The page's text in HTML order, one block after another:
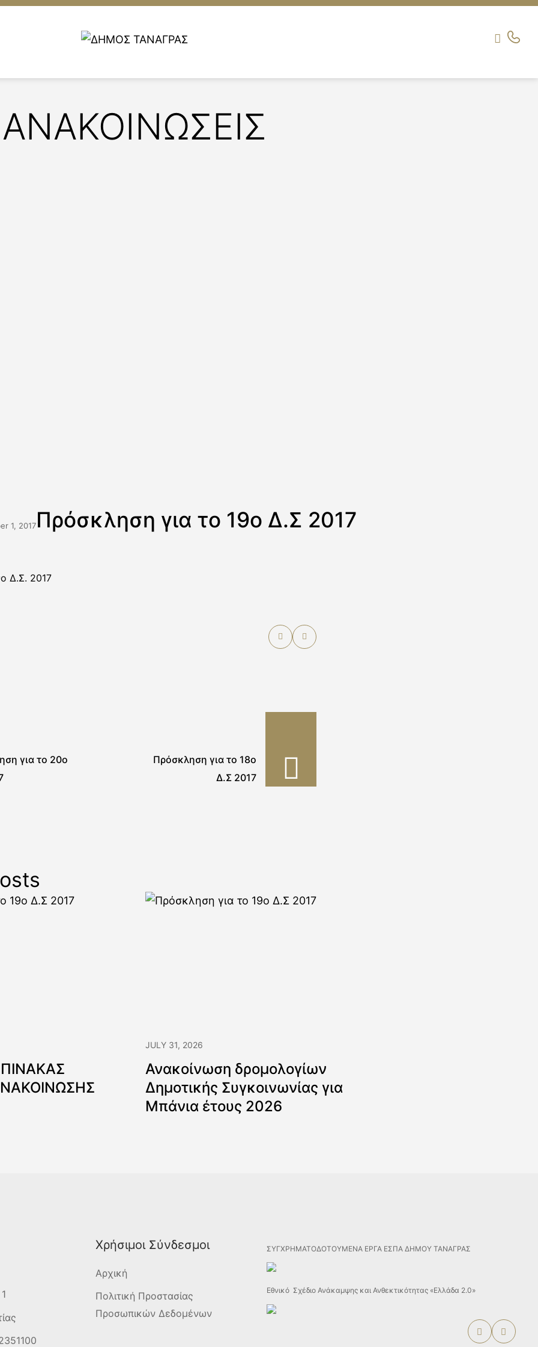
ΑΝΑΚΟΙΝΩΣΕΙΣ
1, 2017Πρόσκληση για το 19ο Δ.Σ 2017
Δ.Σ. 2017
για το 20ο
Πρόσκληση για το 18ο
Δ.Σ 2017
JULY 31, 2026
Ανακοίνωση δρομολογίων
Δημοτικής Συγκοινωνίας για
Μπάνια έτους 2026
Χρήσιμοι Σύνδεσμοι
Αρχική
Πολιτική Προστασίας
Προσωπικών Δεδομένων
ΣΥΓΧΡΗΜΑΤΟΔΟΤΟΥΜΕΝΑ ΕΡΓΑ ΕΣΠΑ ΔΗΜΟΥ ΤΑΝΑΓΡΑΣ
Εθνικό Σχέδιο Ανάκαμψης και Ανθεκτικότητας «Ελλάδα 2.0»